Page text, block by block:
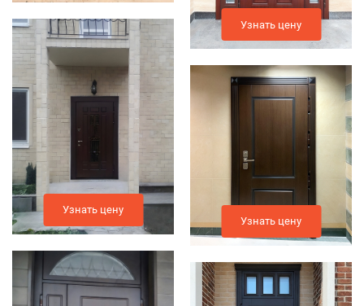
Узнать цену
Узнать цену
Узнать цену